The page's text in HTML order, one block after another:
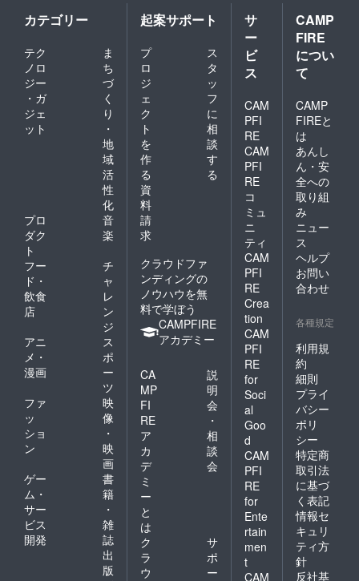
カテゴリー
テク
ノロ
ジー
・ガ
ジェ
ット
ま
ち
づ
く
り
・
地
域
活
性
化
プロ
ダク
ト
音
楽
フー
ド・
飲食
店
チ
ャ
レ
ン
ジ
アニ
メ・
漫画
ス
ポ
ー
ツ
ファ
ッ
ショ
ン
映
像
・
映
画
ゲー
ム・
サー
ビス
開発
書
籍
・
雑
誌
出
版
起案サポート
プ
ロ
ジ
ェ
ク
ト
を
作
る
ス
タ
ッ
フ
に
相
談
す
る
資
料
請
求
クラウドファ
ンディングの
ノウハウを無
料で学ぼう
CAMPFIRE
アカデミー
CA
MP
FI
RE
ア
カ
デ
ミ
ー
と
は
説
明
会
・
相
談
会
ク
ラ
ウ
サ
ポ
ー
サ
ー
ビ
ス
CAM
PFI
RE
CAM
PFI
RE
コ
ミュ
ニ
ティ
CAM
PFI
RE
Crea
tion
CAM
PFI
RE
for
Soci
al
Goo
d
CAM
PFI
RE
for
Ente
rtain
men
t
CAM
CAMP
FIRE
につい
て
CAMP
FIREと
は
あんし
ん・安
全への
取り組
み
ニュー
ス
ヘルプ
お問い
合わせ
各種規定
利用規
約
細則
プライ
バシー
ポリ
シー
特定商
取引法
に基づ
く表記
情報セ
キュリ
ティ方
針
反社基